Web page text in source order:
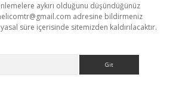
aykırı olduğunu düşündüğünüz
adresine bildirmeniz
süre içerisinde sitemizden kaldırılacaktır.